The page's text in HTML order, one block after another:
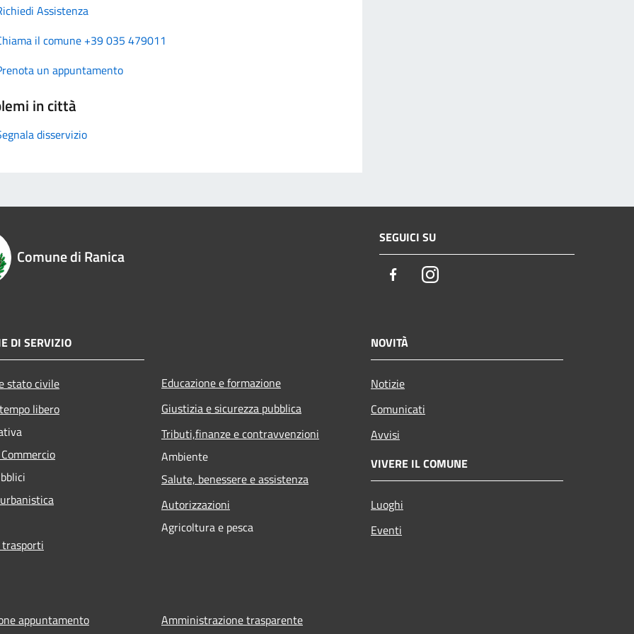
Assistenza
il comune +39 035 479011
un appuntamento
in città
disservizio
Comune di Ranica
SEGUICI SU
FacebookInstagram
DI SERVIZIO
stato civile
libero
Educazione e formazione
Giustizia e sicurezza pubblica
Tributi,finanze e contravvenzioni
Ambiente
Salute, benessere e assistenza
Autorizzazioni
Agricoltura e pesca
NOVITÀ
Notizie
Comunicati
Avvisi
VIVERE IL COMUNE
Luoghi
Eventi
appuntamento Amministrazione trasparente